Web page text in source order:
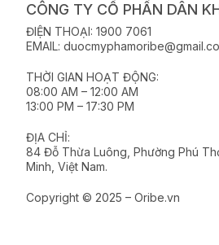
CÔNG TY CỔ PHẦN DÂN
ĐIỆN THOẠI: 1900 7061
EMAIL:
THỜI GIAN HOẠT ĐỘNG:
08:00 AM – 12:00 AM
13:00 PM – 17:30 PM
ĐỊA CHỈ:
84 Đỗ Thừa Luông, Phường Phú
Minh, Việt Nam.
Copyright © 2025 – Oribe.vn